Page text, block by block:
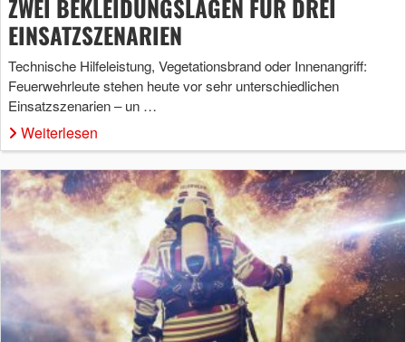
ZWEI BEKLEIDUNGSLAGEN FÜR DREI
EINSATZSZENARIEN
Technische Hilfeleistung, Vegetationsbrand oder Innenangriff:
Feuerwehrleute stehen heute vor sehr unterschiedlichen
Einsatzszenarien – un …
Weiterlesen